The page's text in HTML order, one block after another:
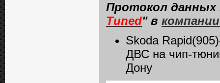
Протокол
Tuned" в
Skoda
ДВС на чип-
Дону